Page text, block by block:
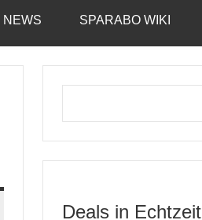
NEWS SPARABO WIKI
Deals in Echtzeit